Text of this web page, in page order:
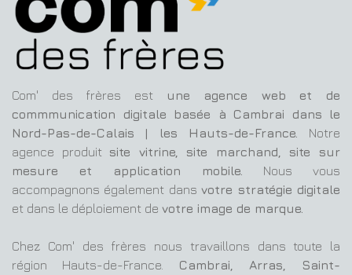
Com' des frères est
une agence web et de
commmunication digitale basée à Cambrai dans le
Nord-Pas-de-Calais | les Hauts-de-France. Notre
agence produit site vitrine, site marchand, site sur
mesure et application mobile.
Nous vous
accompagnons également dansvotre stratégie digitale
et dans le déploiement de votre image de marque.
Chez Com' des frères nous travaillons dans toute la
région Hauts-de-France. Cambrai, Arras, Saint-